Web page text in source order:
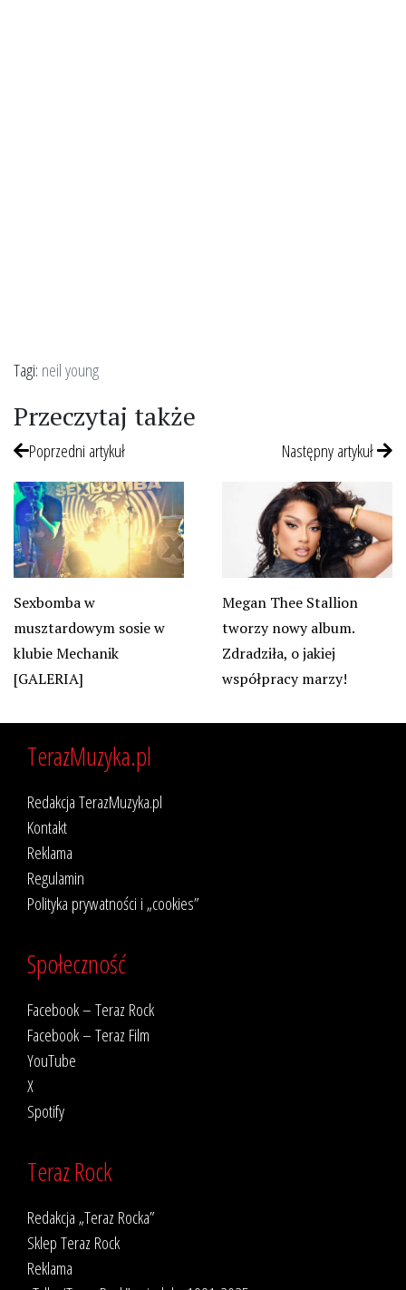
Tagi: neil young
Przeczytaj także
Poprzedni artykuł
Sexbomba w
musztardowym sosie w
klubie Mechanik
[GALERIA]
Następny artykuł
Megan Thee Stallion
tworzy nowy album.
Zdradziła, o jakiej
współpracy marzy!
TerazMuzyka.pl
Redakcja TerazMuzyka.pl
Kontakt
Reklama
Regulamin
Polityka prywatności i „cookies”
Społeczność
Facebook – Teraz Rock
Facebook – Teraz Film
YouTube
X
Spotify
Teraz Rock
Redakcja „Teraz Rocka”
Sklep Teraz Rock
Reklama